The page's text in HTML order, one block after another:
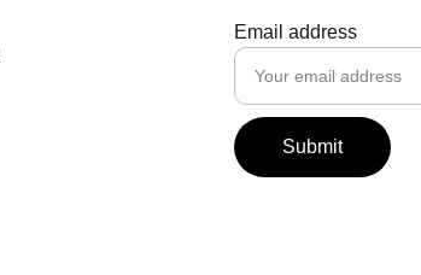
Email address
Submit